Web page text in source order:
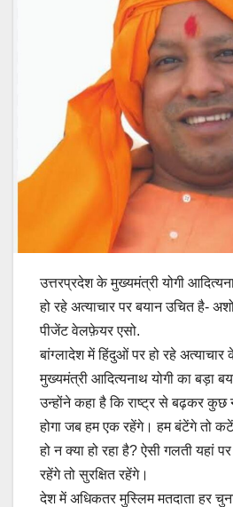
उत्तरप्रदेश के मुख्यमंत्री योगी
हो रहे अत्याचार पर बयान उचित है-
पीजेंट वेलफ़ेयर एसो.
बांग्लादेश में हिंदुओं पर हो रहे अत्याचार
मुख्यमंत्री आदित्यनाथ योगी का बड़ा
उन्होंने कहा है कि राष्ट्र से बढ़कर
होगा जब हम एक रहेंगे। हम बंटेंगे तो
हो न क्या हो रहा है? ऐसी गलती यहां
रहेंगे तो सुरक्षित रहेंगे।
देश में अधिकतर मुस्लिम मतदाता हर